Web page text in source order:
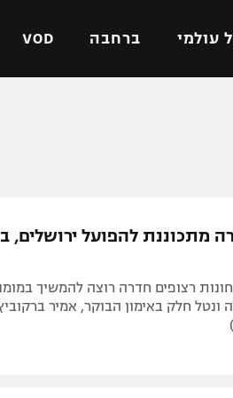
עולמי ברחבה VOD
ישראל
ליגה איטלקית
מתכוננת להפועל ירושלים,
רצופים חדרה רוצה להמשיך
ונטל חלק באימון הבוקר, אמיר